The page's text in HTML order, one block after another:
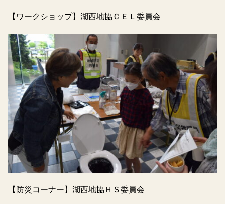
【ワークショップ】湖西地協ＣＥＬ委員会
【防災コーナー】湖西地協ＨＳ委員会